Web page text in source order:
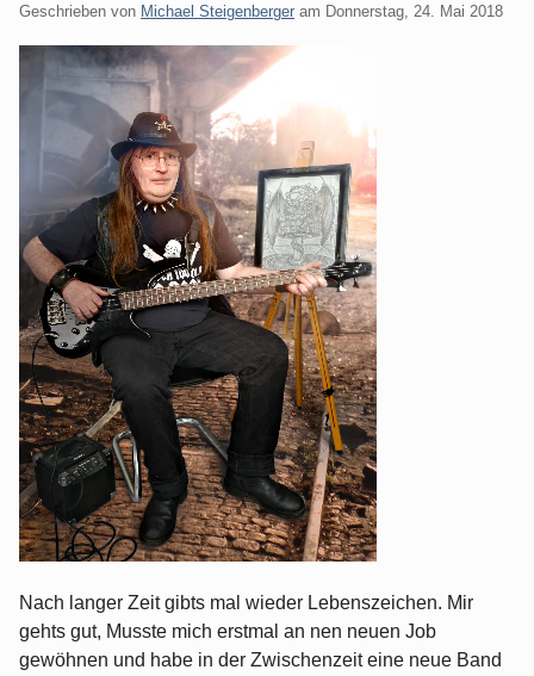
Geschrieben von Michael Steigenberger am Donnerstag, 24. Mai 2018
Nach langer Zeit gibts mal wieder Lebenszeichen. Mir
gehts gut, Musste mich erstmal an nen neuen Job
gewöhnen und habe in der Zwischenzeit eine neue Band